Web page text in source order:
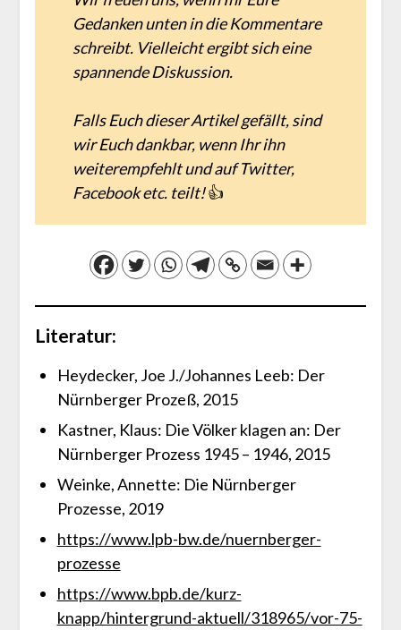
Gedanken unten in die Kommentare
schreibt. Vielleicht ergibt sich eine
spannende Diskussion.
Falls Euch dieser Artikel gefällt, sind
wir Euch dankbar, wenn Ihr ihn
weiterempfehlt und auf Twitter,
Facebook etc. teilt!👍
Literatur:
Heydecker, Joe J./Johannes Leeb: Der
Nürnberger Prozeß, 2015
Kastner, Klaus: Die Völker klagen an: Der
Nürnberger Prozess 1945 – 1946, 2015
Weinke, Annette: Die Nürnberger
Prozesse, 2019
https://www.lpb-bw.de/nuernberger-
prozesse
https://www.bpb.de/kurz-
knapp/hintergrund-aktuell/318965/vor-75-